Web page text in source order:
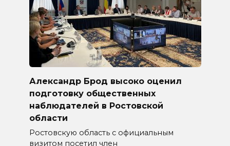
Александр Брод высоко оценил
подготовку общественных
наблюдателей в Ростовской
области
Ростовскую область с официальным
визитом посетил член